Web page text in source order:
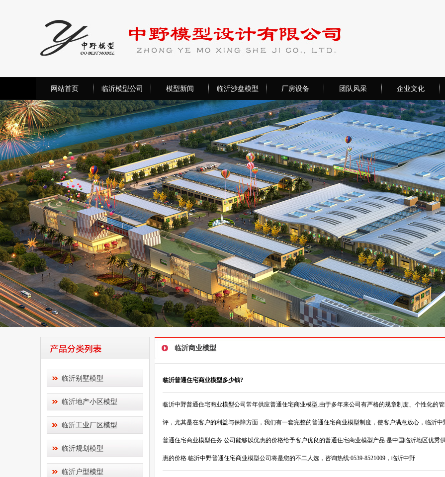
网站首页 临沂模型公司 模型新闻 临沂沙盘模型 厂房设备 团队风采 企业文化
临沂别墅模型
临沂地产小区模型
临沂工业厂区模型
临沂规划模型
临沂户型模型
临沂商业模型
临沂普通住宅商业模型多少钱?
临沂中野普通住宅商业模型公司常年供应普通住宅商业模型.由于多年来公司有严格的规章制度、个性化的
评，尤其是在客户的利益与保障方面，我们有一套完整的普通住宅商业模型制度，使客户满意放心，临沂
普通住宅商业模型任务.公司能够以优惠的价格给予客户优良的普通住宅商业模型产品.是中国临沂地区优
惠的价格.临沂中野普通住宅商业模型公司将是您的不二人选，咨询热线:0539-8521009，临沂中野